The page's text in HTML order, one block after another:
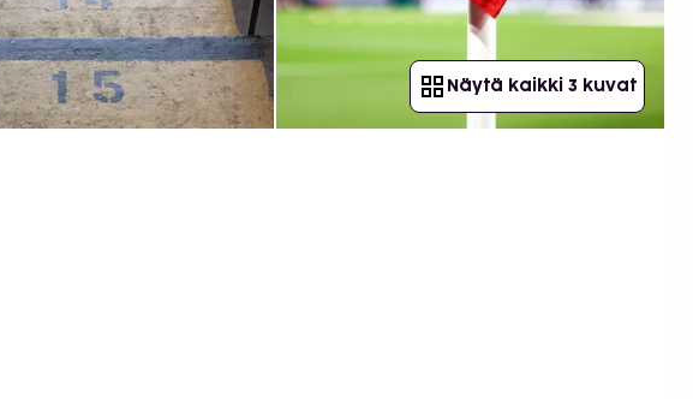
Näytä kaikki 3 kuvat